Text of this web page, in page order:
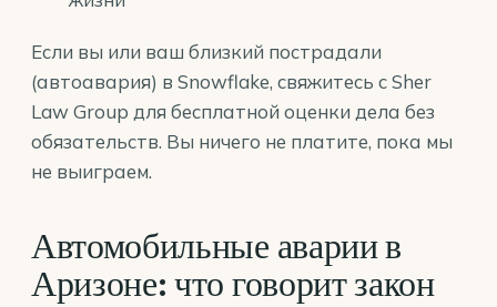
Если вы или ваш близкий пострадали
(автоавария) в Snowflake, свяжитесь с Sher
Law Group для бесплатной оценки дела без
обязательств. Вы ничего не платите, пока мы
не выиграем.
Автомобильные аварии в
Аризоне: что говорит закон